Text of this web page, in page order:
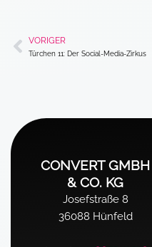
Zurück
VORIGER
Türchen 11: Der Social-Media-Zirkus
CONVERT GMBH
& CO. KG
Josefstraße 8
36088 Hünfeld